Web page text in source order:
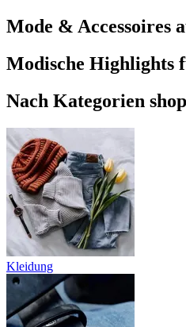
Mode & Accessoires
Modische
Nach Kategorien
Kleidung